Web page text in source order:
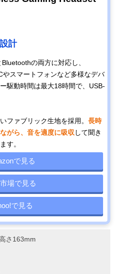
計
の両方に対応し、
やスマートフォンなど多様なデバ
駆動時間は最大18時間で、USB-
ファブリック生地を採用。 長時
がら、音を適度に吸収 して聞き
す。
で見る
場で見る
で見る
さ163mm